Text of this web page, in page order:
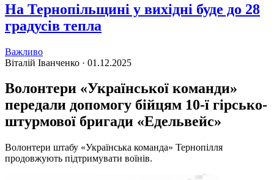
На Тернопільщині у вихідні буде до 28
градусів тепла
Важливо
Віталій Іванченко · 01.12.2025
Волонтери «Української команди»
передали допомогу бійцям 10-ї гірсько-
штурмової бригади «Едельвейс»
Волонтери штабу «Українська команда» Тернопілля
продовжують підтримувати воїнів.